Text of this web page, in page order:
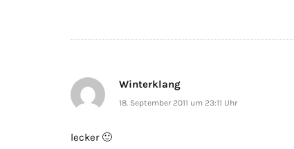
Winterklang
18. September 2011 um 23:11 Uhr
lecker 🙂